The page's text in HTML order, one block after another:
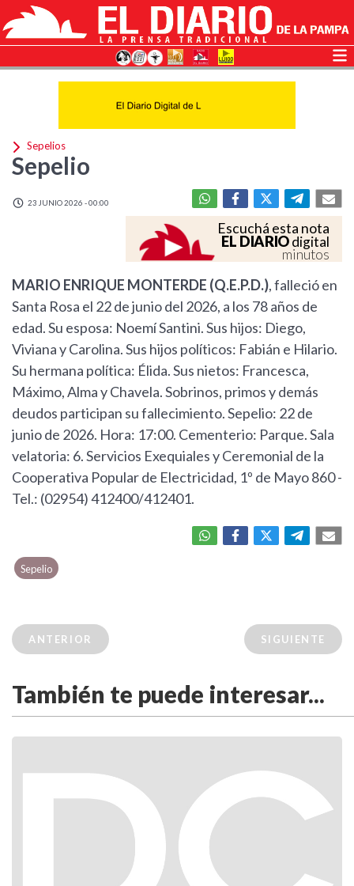
Sepelios
Sepelio
23 JUNIO 2026 - 00:00
Escuchá esta nota
EL DIARIOdigital
minutos
MARIO ENRIQUE MONTERDE (Q.E.P.D.), falleció en
Santa Rosa el 22 de junio del 2026, a los 78 años de
edad. Su esposa: Noemí Santini. Sus hijos: Diego,
Viviana y Carolina. Sus hijos políticos: Fabián e Hilario.
Su hermana política: Élida. Sus nietos: Francesca,
Máximo, Alma y Chavela. Sobrinos, primos y demás
deudos participan su fallecimiento. Sepelio: 22 de
junio de 2026. Hora: 17:00. Cementerio: Parque. Sala
velatoria: 6. Servicios Exequiales y Ceremonial de la
Cooperativa Popular de Electricidad, 1º de Mayo 860 -
Tel.: (02954) 412400/412401.
Sepelio
ANTERIOR SIGUIENTE
También te puede interesar...